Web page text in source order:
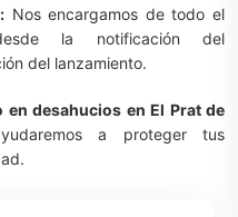
Nos encargamos de todo el
la notificación del
del lanzamiento.
en desahucios en El Prat de
a proteger tus